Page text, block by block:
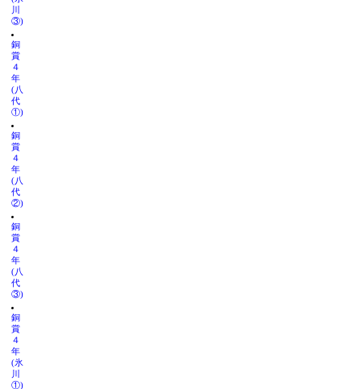
川
③)
銅
賞
４
年
(八
代
①)
銅
賞
４
年
(八
代
②)
銅
賞
４
年
(八
代
③)
銅
賞
４
年
(氷
川
①)